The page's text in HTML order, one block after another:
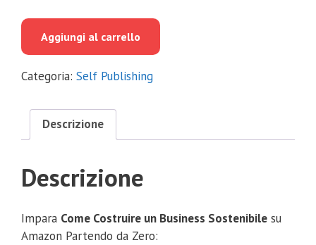
era:
è:
Aggiungi al carrello
Categoria: Self Publishing
Descrizione
Descrizione
Impara Come Costruire un Business Sostenibile su
Amazon Partendo da Zero: